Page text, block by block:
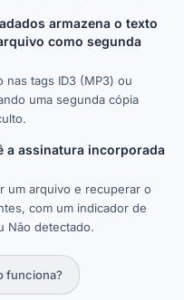
armazena o texto
como segunda
nas tags ID3 (MP3) ou
uma segunda cópia
a assinatura incorporada
um arquivo e recuperar o
com um indicador de
Não detectado.
funciona?